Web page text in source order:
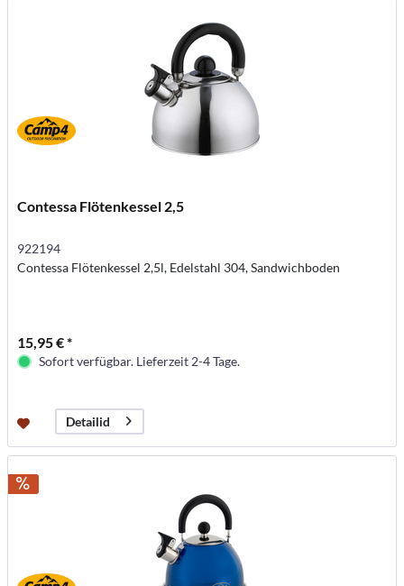
Contessa Flötenkessel 2,5
922194
Contessa Flötenkessel 2,5l, Edelstahl 304, Sandwichboden
15,95 € *
Sofort verfügbar. Lieferzeit 2-4 Tage.
Detailid